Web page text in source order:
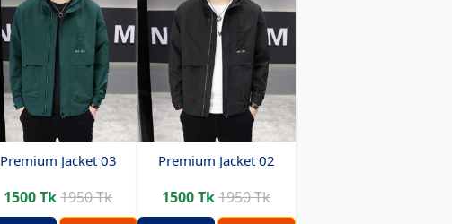
Premium Jacket 03
1500 Tk1950 Tk
Premium Jacket 02
1500 Tk1950 Tk